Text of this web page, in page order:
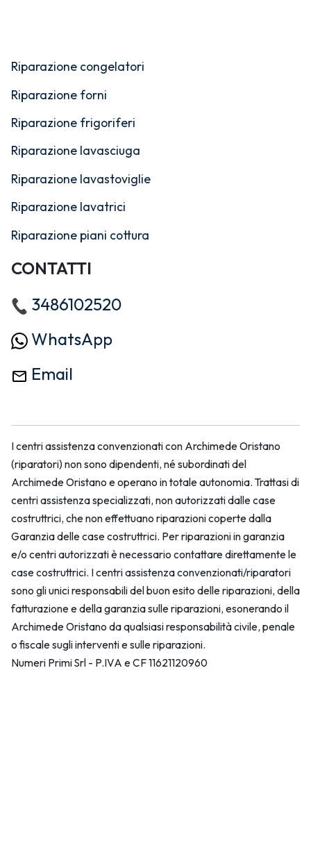
Riparazione congelatori
Riparazione forni
Riparazione frigoriferi
Riparazione lavasciuga
Riparazione lavastoviglie
Riparazione lavatrici
Riparazione piani cottura
CONTATTI
3486102520
WhatsApp
Email
I centri assistenza convenzionati con Archimede Oristano
(riparatori) non sono dipendenti, né subordinati del
Archimede Oristano e operano in totale autonomia. Trattasi di
centri assistenza specializzati, non autorizzati dalle case
costruttrici, che non effettuano riparazioni coperte dalla
Garanzia delle case costruttrici. Per riparazioni in garanzia
e/o centri autorizzati è necessario contattare direttamente le
case costruttrici. I centri assistenza convenzionati/riparatori
sono gli unici responsabili del buon esito delle riparazioni, della
fatturazione e della garanzia sulle riparazioni, esonerando il
Archimede Oristano da qualsiasi responsabilità civile, penale
o fiscale sugli interventi e sulle riparazioni.
Numeri Primi Srl - P.IVA e CF 11621120960